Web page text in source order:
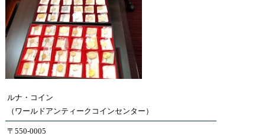
ルナ・コイン
（ワールドアンティークコインセンター）
〒550-0005